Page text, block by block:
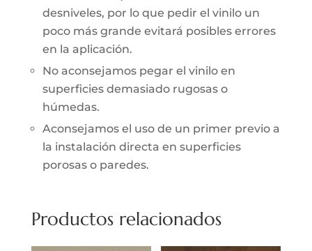
desniveles, por lo que pedir el vinilo un
poco más grande evitará posibles errores
en la aplicación.
No aconsejamos pegar el vinilo en
superficies demasiado rugosas o
húmedas.
Aconsejamos el uso de un primer previo a
la instalación directa en superficies
porosas o paredes.
Productos relacionados